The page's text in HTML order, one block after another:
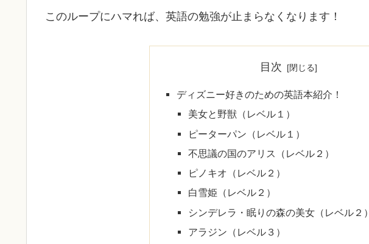
このループにハマれば、英語の勉強が止まらなくなります！
目次
ディズニー好きのための英語本紹介！
美女と野獣（レベル１）
ピーターパン（レベル１）
不思議の国のアリス（レベル２）
ピノキオ（レベル２）
白雪姫（レベル２）
シンデレラ・眠りの森の美女（レベル２）
アラジン（レベル３）